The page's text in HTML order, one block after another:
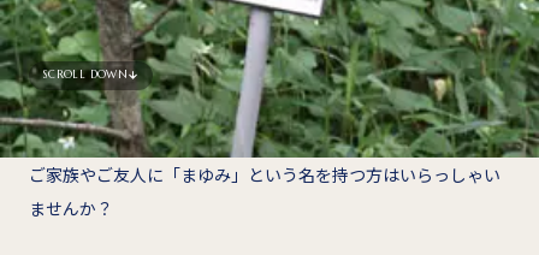
SCROLL DOWN
ご家族やご友人に「まゆみ」という名を持つ方はいらっしゃい
ませんか？